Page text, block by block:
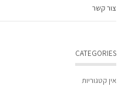
צור קשר
CATEGORIES
אין קטגוריות